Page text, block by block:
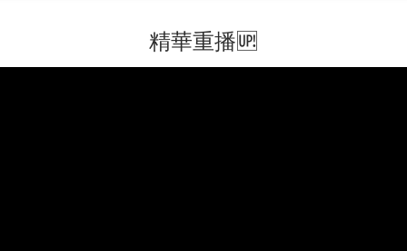
精華重播🆙